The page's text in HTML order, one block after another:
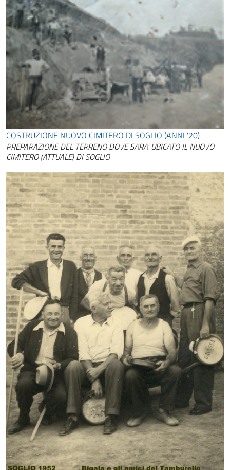
COSTRUZIONE NUOVO CIMITERO DI SOGLIO (ANNI '20)
PREPARAZIONE DEL TERRENO DOVE SARA' UBICATO IL NUOVO
CIMITERO (ATTUALE) DI SOGLIO